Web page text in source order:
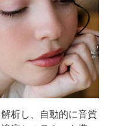
析し、自動的に音質